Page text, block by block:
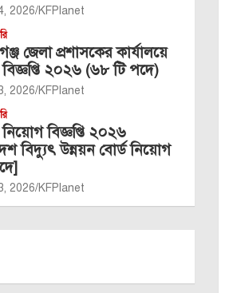
2026 KFPlanet
জেলা প্রশাসকের কার্যালয়ে
২০২৬ (৬৮ টি পদে)
2026 KFPlanet
নিয়োগ বিজ্ঞপ্তি ২০২৬
বিদ্যুৎ উন্নয়ন বোর্ড নিয়োগ
2026 KFPlanet